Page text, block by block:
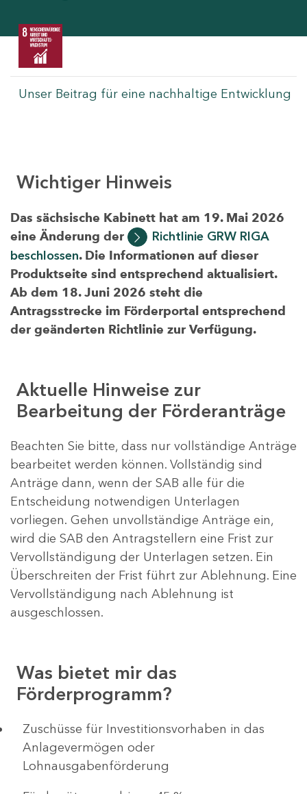
Unser Beitrag für eine nachhaltige Entwicklung
Wichtiger Hinweis
Das sächsische Kabinett hat am 19. Mai 2026
eine Änderung der
Richtlinie GRW RIGA
beschlossen. Die Informationen auf dieser
Produktseite sind entsprechend aktualisiert.
Ab dem 18. Juni 2026 steht die
Antragsstrecke im Förderportal entsprechend
der geänderten Richtlinie zur Verfügung.
Aktuelle Hinweise zur
Bearbeitung der Förderanträge
Beachten Sie bitte, dass nur vollständige Anträge
bearbeitet werden können. Vollständig sind
Anträge dann, wenn der SAB alle für die
Entscheidung notwendigen Unterlagen
vorliegen. Gehen unvollständige Anträge ein,
wird die SAB den Antragstellern eine Frist zur
Vervollständigung der Unterlagen setzen. Ein
Überschreiten der Frist führt zur Ablehnung. Eine
Vervollständigung nach Ablehnung ist
ausgeschlossen.
Was bietet mir das
Förderprogramm?
​​​​​​Zuschüsse für Investitionsvorhaben in das
Anlagevermögen oder
Lohnausgabenförderung